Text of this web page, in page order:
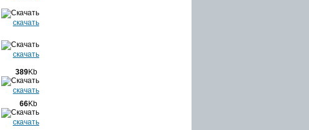
скачать
скачать
389Kb
скачать
66Kb
скачать